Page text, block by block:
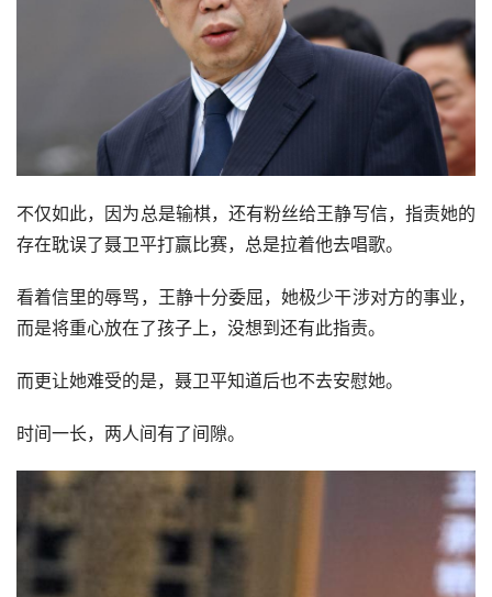
两人的感情也有过幸福的时刻，但是很快就露出了真面目。
比赛有输有赢，一输棋聂卫平脾气就不好，搞得家里气氛紧
张，王静想安慰却不敢说话。
不仅如此，因为总是输棋，还有粉丝给王静写信，指责她的
存在耽误了聂卫平打赢比赛，总是拉着他去唱歌。